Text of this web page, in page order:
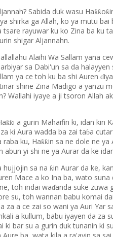
Sabida duk wasu Haƙƙoƙ
shirka ga Allah, ko ya mutu
tsare rayuwar ku ko Zina ba ku ta
shigar Aljannahn.
Alaihi Wa Sallam yana
sa Dabi'un sa da
ya ce toh ku ba shi Auren ɗ
shine Zina Madigo a yanzu
Wallahi iyaye a ji tsoron Allah
ƙƙi a gurin Mahaifin ki, idan kin
ki Aura wadda ba zai taɓa
raba ku, Haƙƙin sa ne dole ne ya
abun yi shi ne ya Aurar da ke
hujjojin sa na ƙin Aurar da ke,
Mace a ko Ina ba, wato
toh indai waɗanda suke zuwa
su, toh wannan babu komai
za a ce zai so wani ya Auri Yar
a kullum, babu iyayen da za
ki bar su a gurin duk tunanin ki